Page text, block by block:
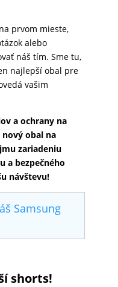
prvom mieste,
alebo
náš tím. Sme tu,
najlepší obal pre
vašim
a ochrany na
obal na
zariadeniu
a bezpečného
návštevu!
Samsung
shorts!